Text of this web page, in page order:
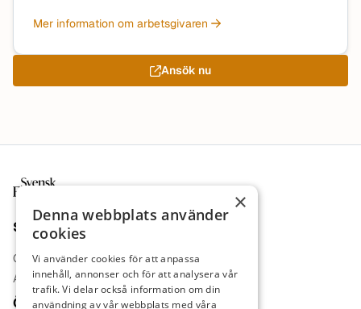
Mer information om arbetsgivaren
Ansök nu
Sajt
Om oss
Annonsera
Övrigt
×
Denna webbplats använder
cookies
Vi använder cookies för att anpassa
innehåll, annonser och för att analysera vår
trafik. Vi delar också information om din
användning av vår webbplats med våra